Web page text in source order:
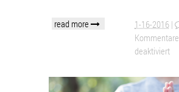
read more 1-16-2016 |
Kommentare
deaktiviert